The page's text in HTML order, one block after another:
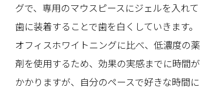
グで、専用のマウスピースにジェルを入れて
歯に装着することで歯を白くしていきます。
オフィスホワイトニングに比べ、低濃度の薬
剤を使用するため、効果の実感までに時間が
かかりますが、自分のペースで好きな時間に